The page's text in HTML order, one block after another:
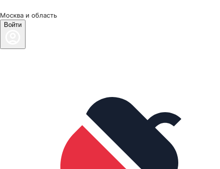
Москва и область
Войти